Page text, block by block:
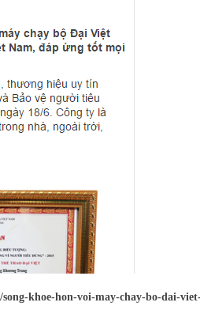
khoe-hon-voi-may-chay-bo-dai-